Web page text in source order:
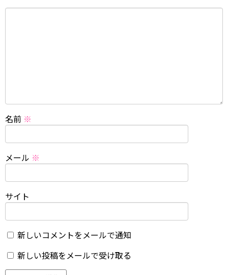
名前 ※
メール ※
サイト
新しいコメントをメールで通知
新しい投稿をメールで受け取る